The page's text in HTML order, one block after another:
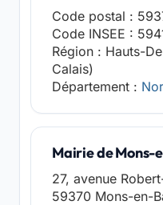
Code postal :
Code INSEE :
Région : Hauts-
Calais)
Département :
Mairie de Mons-
27, avenue
59370 Mons-en-